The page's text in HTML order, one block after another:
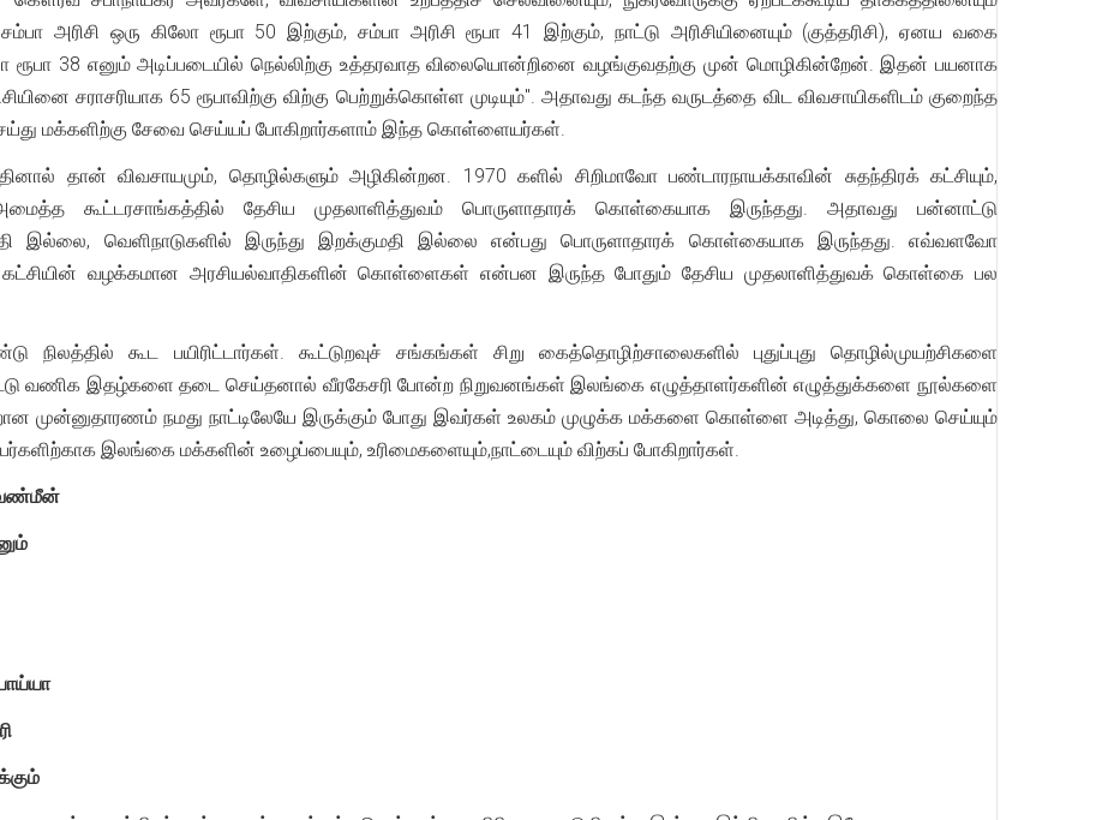
அரிசி ஒரு கிலோ ரூபா 50 இற்கும், சம்பா அரிசி ரூபா 41 இற்கும், நாட்டு அரிசியினையும் (குத்தரிசி), ஏனய வகை
ரூபா 38 எனும் அடிப்படையில் நெல்லிற்கு உத்தரவாத விலையொன்றினை வழங்குவதற்கு முன் மொழிகின்றேன். இதன் பயனாக
சராசரியாக 65 ரூபாவிற்கு விற்கு பெற்றுக்கொள்ள முடியும்". அதாவது கடந்த வருடத்தை விட விவசாயிகளிடம் குறைந்த
மக்களிற்கு சேவை செய்யப் போகிறார்களாம் இந்த கொள்ளையர்கள்.
தான் விவசாயமும், தொழில்களும் அழிகின்றன. 1970 களில் சிறிமாவோ பண்டாரநாயக்காவின் சுதந்திரக் கட்சியும்,
அமைத்த கூட்டரசாங்கத்தில் தேசிய முதலாளித்துவம் பொருளாதாரக் கொள்கையாக இருந்தது. அதாவது பன்னாட்டு
இல்லை, வெளிநாடுகளில் இருந்து இறக்குமதி இல்லை என்பது பொருளாதாரக் கொள்கையாக இருந்தது. எவ்வளவோ
கட்சியின் வழக்கமான அரசியல்வாதிகளின் கொள்ளைகள் என்பன இருந்த போதும் தேசிய முதலாளித்துவக் கொள்கை பல
நிலத்தில் கூட பயிரிட்டார்கள். கூட்டுறவுச் சங்கங்கள் சிறு கைத்தொழிற்சாலைகளில் புதுப்புது தொழில்முயற்சிகளை
வணிக இதழ்களை தடை செய்தனால் வீரகேசரி போன்ற நிறுவனங்கள் இலங்கை எழுத்தாளர்களின் எழுத்துக்களை நூல்களை
முன்னுதாரணம் நமது நாட்டிலேயே இருக்கும் போது இவர்கள் உலகம் முழுக்க மக்களை கொள்ளை அடித்து, கொலை செய்யும்
இலங்கை மக்களின் உழைப்பையும், உரிமைகளையும்,நாட்டையும் விற்கப் போகிறார்கள்.